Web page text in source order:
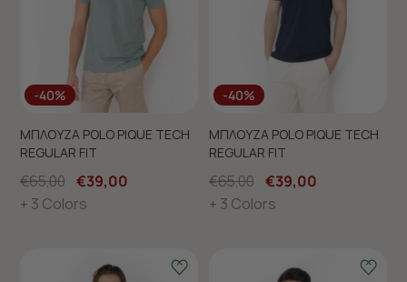
-40%
ΜΠΛΟΥΖΑ POLO PIQUE TECH
REGULAR FIT
€65,00 €39,00
+ 3 Colors
-40%
ΜΠΛΟΥΖΑ POLO PIQUE TECH
REGULAR FIT
€65,00 €39,00
+ 3 Colors